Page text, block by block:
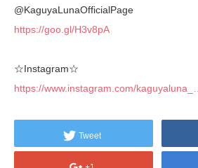
@KaguyaLunaOfficialPage
https://goo.gl/H3v8pA
☆Instagram☆
https://www.instagram.com/kaguyaluna_…
Tweet